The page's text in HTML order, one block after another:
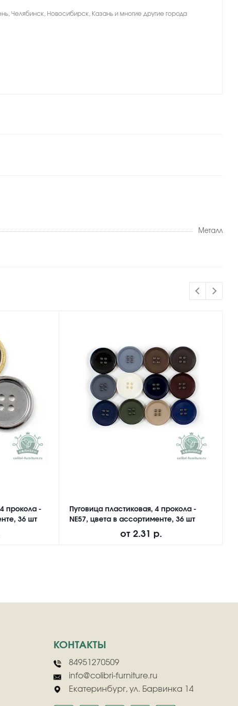
Челябинск, Новосибирск, Казань и многие другие города
Металл
прокола -
36 шт
Пуговица пластиковая, 4 прокола -
NE57, цвета в ассортименте, 36 шт
от 2.31 р.
КОНТАКТЫ
84951270509
info@colibri-furniture.ru
Екатеринбург, ул. Барвинка 14